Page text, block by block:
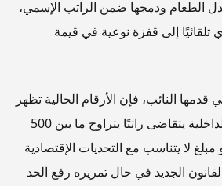
الطعام ودمجها ضمن الراتب الإسمي،
تلقائيًا إلى قفزة نوعية في قيمة
النائب، فإن الأرقام الحالية تظهر
أن المتقاعد من سلك الداخلية يتقاضى راتبًا يتراوح ما بين 500
وهو مبلغ لا يتناسب مع التحديات الإقتصادية
الجديد في حال تمريره رفع الحد